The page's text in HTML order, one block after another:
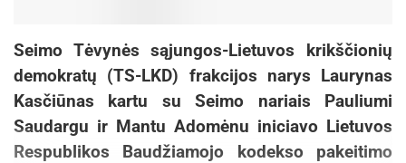
Seimo Tėvynės sąjungos-Lietuvos krikščionių
demokratų (TS-LKD) frakcijos narys Laurynas
Kasčiūnas kartu su Seimo nariais Pauliumi
Saudargu ir Mantu Adomėnu iniciavo Lietuvos
Respublikos Baudžiamojo kodekso pakeitimo